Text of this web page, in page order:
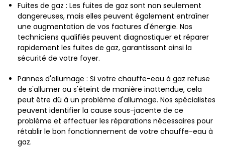
Fuites de gaz : Les fuites de gaz sont non seulement
dangereuses, mais elles peuvent également entraîner
une augmentation de vos factures d'énergie. Nos
techniciens qualifiés peuvent diagnostiquer et réparer
rapidement les fuites de gaz, garantissant ainsi la
sécurité de votre foyer.
Pannes d'allumage : Si votre chauffe-eau à gaz refuse
de s'allumer ou s'éteint de manière inattendue, cela
peut être dû à un problème d'allumage. Nos spécialistes
peuvent identifier la cause sous-jacente de ce
problème et effectuer les réparations nécessaires pour
rétablir le bon fonctionnement de votre chauffe-eau à
gaz.